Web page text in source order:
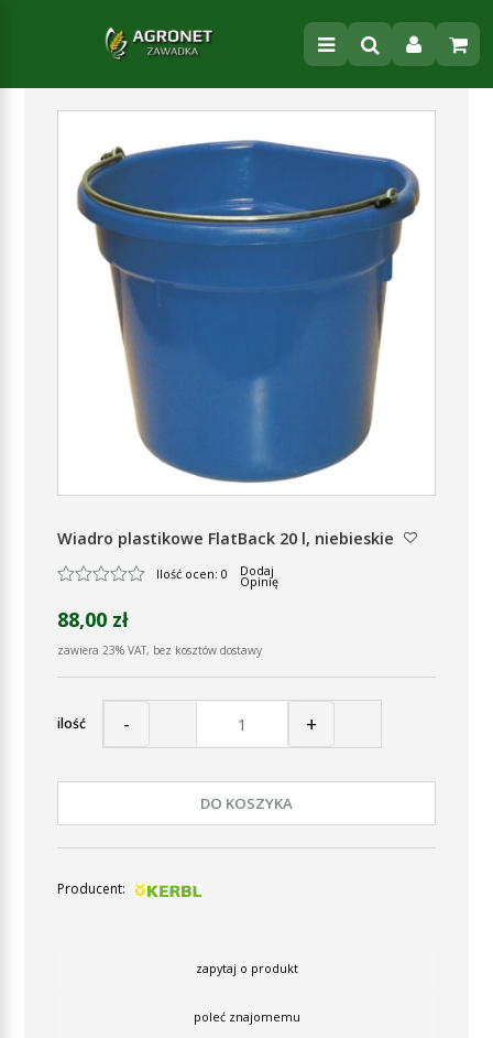
Wiadro plastikowe FlatBack 20 l, niebieskie
Ilość ocen: 0 Dodaj
Opinię
88,00 zł
zawiera 23% VAT, bez kosztów dostawy
ilość - +
DO KOSZYKA
Producent:
zapytaj o produkt
poleć znajomemu